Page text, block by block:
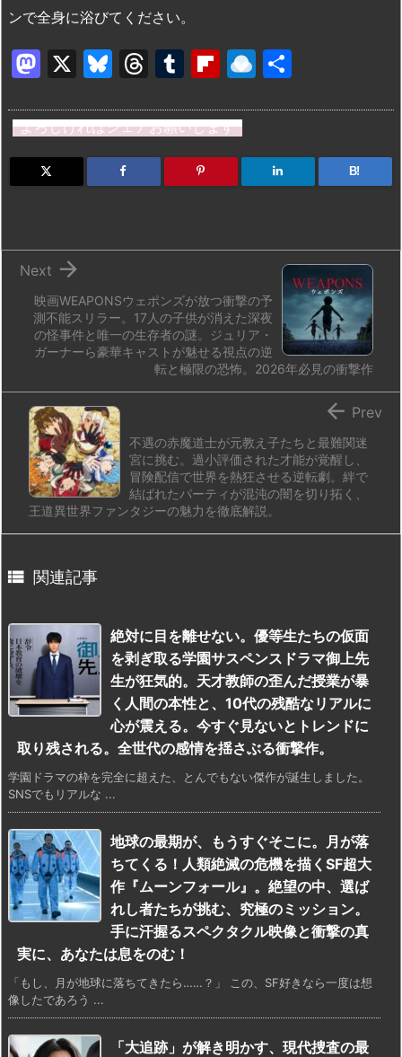
ンで全身に浴びてください。
M
st
o
d
X
Bl
e
s
k
T
e
a
d
T
m
bl
r
Fl
b
o
ar
R
n
dr
o
よろしければシェアお願いします
B!
映画WEAPONSウェポンズが放つ衝撃の予
測不能スリラー。17人の子供が消えた深夜
の怪事件と唯一の生存者の謎。ジュリア・
ガーナーら豪華キャストが魅せる視点の逆
転と極限の恐怖。2026年必見の衝撃作

Next
不遇の赤魔道士が元教え子たちと最難関迷
宮に挑む。過小評価された才能が覚醒し、
冒険配信で世界を熱狂させる逆転劇。絆で
結ばれたパーティが混沌の闇を切り拓く、
王道異世界ファンタジーの魅力を徹底解説。
 Prev
 関連記事
絶対に目を離せない。優等生たちの仮面
を剥ぎ取る学園サスペンスドラマ御上先
生が狂気的。天才教師の歪んだ授業が暴
く人間の本性と、10代の残酷なリアルに
心が震える。今すぐ見ないとトレンドに
取り残される。全世代の感情を揺さぶる衝撃作。
学園ドラマの枠を完全に超えた、とんでもない傑作が誕生しました。
SNSでもリアルな ...
地球の最期が、もうすぐそこに。月が落
ちてくる！人類絶滅の危機を描くSF超大
作『ムーンフォール』。絶望の中、選ば
れし者たちが挑む、究極のミッション。
手に汗握るスペクタクル映像と衝撃の真
実に、あなたは息をのむ！
「もし、月が地球に落ちてきたら……？」 この、SF好きなら一度は想
像したであろう ...
「大追跡」が解き明かす、現代捜査の最